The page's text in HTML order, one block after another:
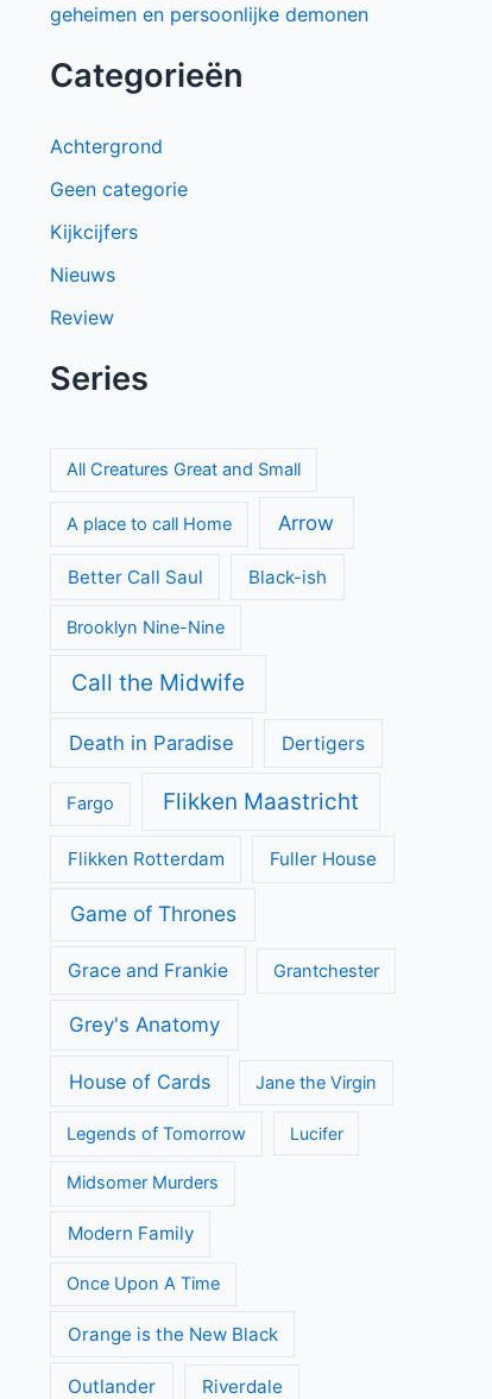
geheimen en persoonlijke demonen
Categorieën
Achtergrond
Geen categorie
Kijkcijfers
Nieuws
Review
Series
All Creatures Great and Small
A place to call Home Arrow
Better Call Saul Black-ish
Brooklyn Nine-Nine
Call the Midwife
Death in Paradise Dertigers
Fargo Flikken Maastricht
Flikken Rotterdam Fuller House
Game of Thrones
Grace and Frankie Grantchester
Grey's Anatomy
House of Cards Jane the Virgin
Legends of Tomorrow Lucifer
Midsomer Murders
Modern Family
Once Upon A Time
Orange is the New Black
Outlander Riverdale